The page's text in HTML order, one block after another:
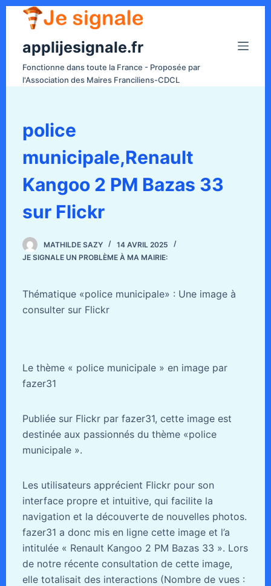
applijesignale.fr
Fonctionne dans toute la France - Proposée par
l'Association des Maires Franciliens-CDCL
police
municipale,Renault
Kangoo 2 PM Bazas 33
sur Flickr
MATHILDE SAZY
14 AVRIL 2025
JE SIGNALE UN PROBLÈME À MA MAIRIE:
Thématique «police municipale» : Une image à
consulter sur Flickr
Le thème « police municipale » en image par
fazer31
Publiée sur Flickr par fazer31, cette image est
destinée aux passionnés du thème «police
municipale ».
Les utilisateurs apprécient Flickr pour son
interface propre et intuitive, qui facilite la
navigation et la découverte de nouvelles photos.
fazer31 a donc mis en ligne cette image et l’a
intitulée « Renault Kangoo 2 PM Bazas 33 ». Lors
de notre récente consultation de cette image,
elle totalisait des interactions (Nombre de vues :